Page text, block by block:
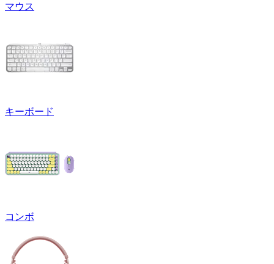
マウス
キーボード
コンボ